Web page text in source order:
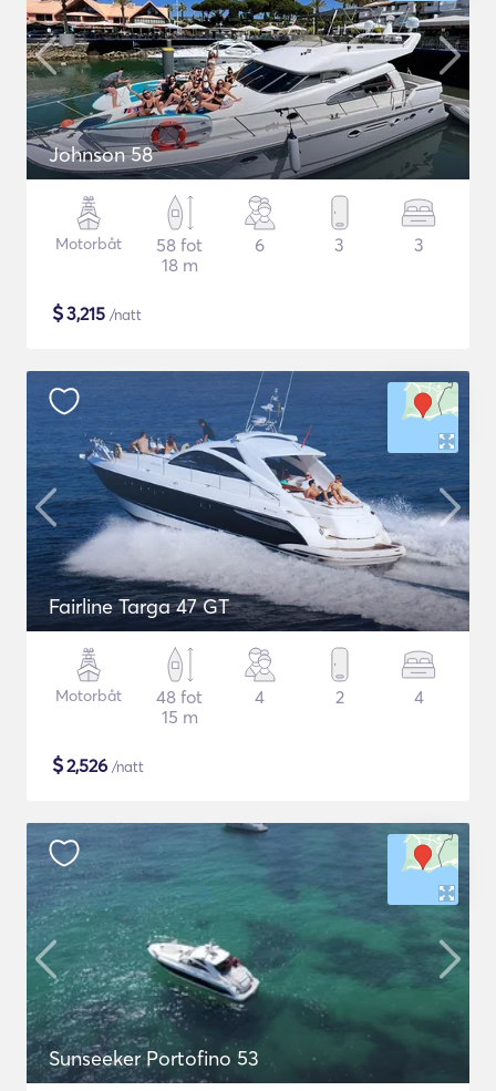
Johnson 58
Motorbåt
58 fot
18 m
6 3 3
$3,215 /natt
Fairline Targa 47 GT
Motorbåt
48 fot
15 m
4 2 4
$2,526 /natt
Sunseeker Portofino 53